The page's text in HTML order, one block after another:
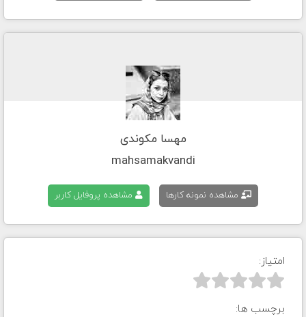
مهسا مکوندی
mahsamakvandi
مشاهده نمونه کارها مشاهده پروفایل کاربر
امتیاز:



برچسب ها: